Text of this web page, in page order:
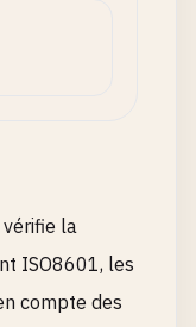
la
ISO8601, les
compte des